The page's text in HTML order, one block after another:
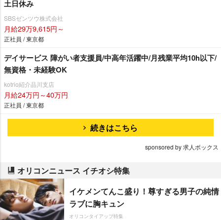
土日休み
SBSゼンツウ株式会社
月給29万9,615円～
正社員 / 東京都
デイサービス 障がい者支援員/中高年活躍中/月残業平均10h以下/
無資格・未経験OK
kotrio紹介品川支店
月給24万円～40万円
正社員 / 東京都
続きはこちら
sponsored by 求人ボックス
オリコンニュース イチオシ特集
イケメンてんこ盛り！尊すぎる男子の純情
ラブに胸キュン
オリコンタイアップ特集